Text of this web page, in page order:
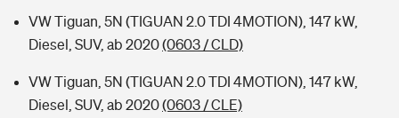
VW Tiguan, 5N (TIGUAN 2.0 TDI 4MOTION), 147 kW,
Diesel, SUV, ab 2020(0603 / CLD)
VW Tiguan, 5N (TIGUAN 2.0 TDI 4MOTION), 147 kW,
Diesel, SUV, ab 2020(0603 / CLE)